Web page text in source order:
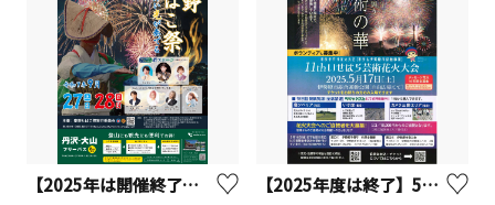
【2025年は開催終了】秦野たばこ祭 【2025年度は終了】5/17（土）第11回いせはら芸術花火大会